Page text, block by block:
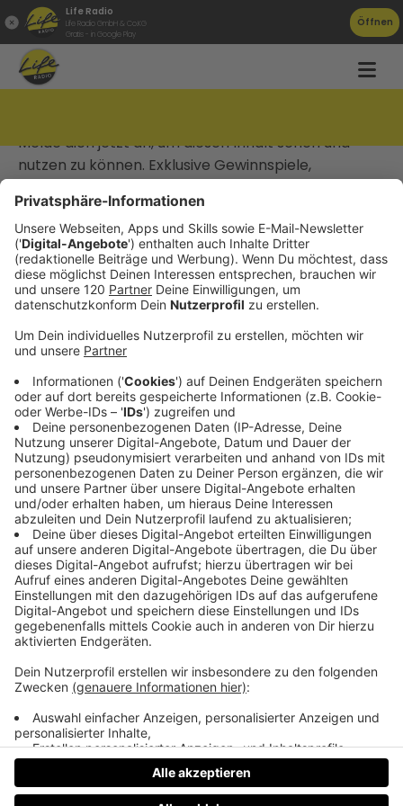
Life Radio
Life Radio GmbH & Co.KG
Gratis - in Google Play
Öffnen
Melde dich jetzt an, um diesen Inhalt sehen und
nutzen zu können. Exklusive Gewinnspiele,
kostenlos im neuen Life Radio Club.
AnmeldenStartseite
Datenschutz ImpressumAGBsJobsKontaktWerben